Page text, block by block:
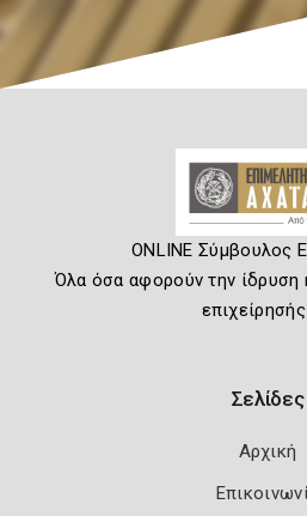
ONLINE Σύμβουλος
Όλα όσα αφορούν την ίδρυση
Σελίδες
Αρχική